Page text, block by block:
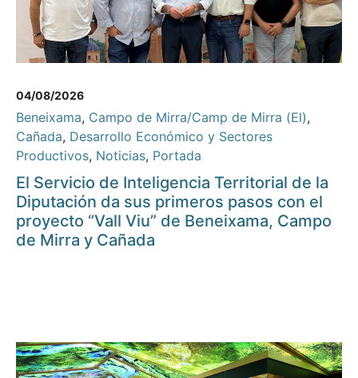
04/08/2026
Beneixama, Campo de Mirra/Camp de Mirra (El),
Cañada, Desarrollo Económico y Sectores
Productivos, Noticias, Portada
El Servicio de Inteligencia Territorial de la
Diputación da sus primeros pasos con el
proyecto “Vall Viu” de Beneixama, Campo
de Mirra y Cañada